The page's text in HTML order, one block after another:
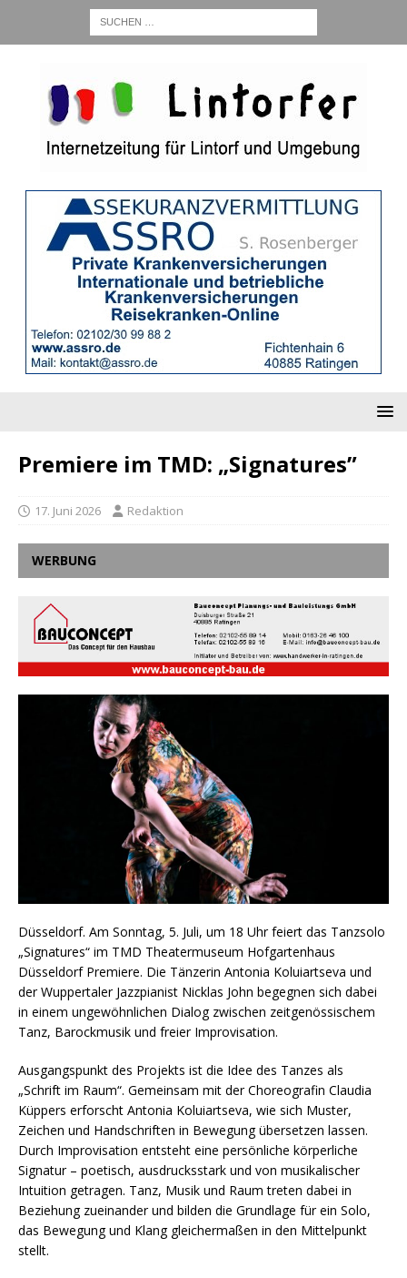
Premiere im TMD: „Signatures”
17. Juni 2026 Redaktion
WERBUNG
Düsseldorf. Am Sonntag, 5. Juli, um 18 Uhr feiert das Tanzsolo
„Signatures“ im TMD Theatermuseum Hofgartenhaus
Düsseldorf Premiere. Die Tänzerin Antonia Koluiartseva und
der Wuppertaler Jazzpianist Nicklas John begegnen sich dabei
in einem ungewöhnlichen Dialog zwischen zeitgenössischem
Tanz, Barockmusik und freier Improvisation.
Ausgangspunkt des Projekts ist die Idee des Tanzes als
„Schrift im Raum“. Gemeinsam mit der Choreografin Claudia
Küppers erforscht Antonia Koluiartseva, wie sich Muster,
Zeichen und Handschriften in Bewegung übersetzen lassen.
Durch Improvisation entsteht eine persönliche körperliche
Signatur – poetisch, ausdrucksstark und von musikalischer
Intuition getragen. Tanz, Musik und Raum treten dabei in
Beziehung zueinander und bilden die Grundlage für ein Solo,
das Bewegung und Klang gleichermaßen in den Mittelpunkt
stellt.